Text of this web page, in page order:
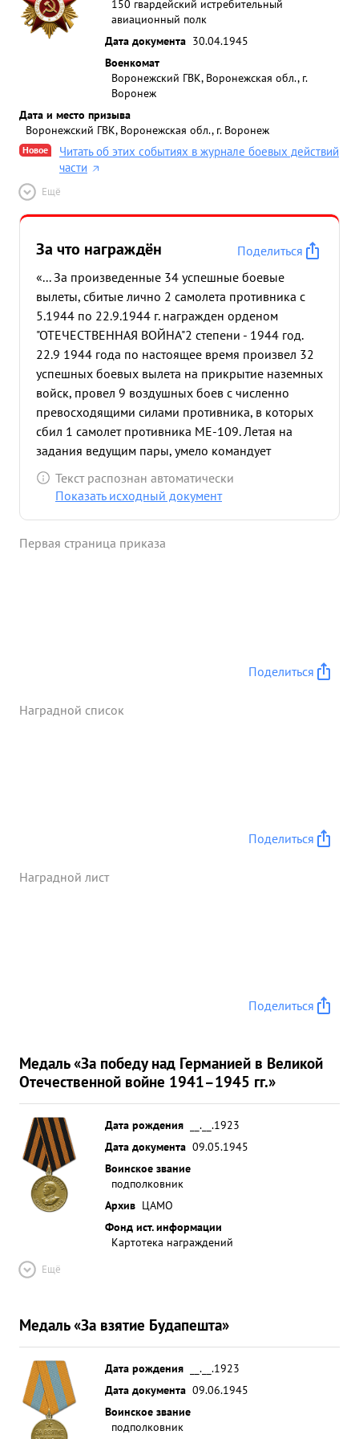
были по радио 100 наведены на -126 Тов.
Беккерман смело атаковал его и с дистанции сбил
его ...»
150 гвардейский истребительный
авиационный полк
Дата документа 30.04.1945
Военкомат
Воронежский ГВК, Воронежская обл., г.
Воронеж
Дата и место призыва
Воронежский ГВК, Воронежская обл., г. Воронеж
Новое
Читать об этих событиях в журнале боевых действий
части
Ещё
За что награждён
Поделиться
«... За произведенные 34 успешные боевые
вылеты, сбитые лично 2 самолета противника с
5.1944 по 22.9.1944 г. награжден орденом
"ОТЕЧЕСТВЕННАЯ ВОЙНА"2 степени - 1944 год.
22.9 1944 года по настоящее время произвел 32
успешных боевых вылета на прикрытие наземных
войск, провел 9 воздушных боев с численно
превосходящими силами противника, в которых
сбил 1 самолет противника МЕ-109. Летая на
задания ведущим пары, умело командует
ведомым показывает образцы смелости и отваги
Встречая численно превосходящего противника,
по нашим войскам. в Будапештской операции и
ведущего, вступили в бой, разогнали самолеты
головы немецким войска Товарищ БЕНКЕРМАН в
прикрытием 10 МЕ-109. По команде ведущего
на превосходство противника смело атаковали
Текст распознан автоматически
Показать исходный документ
Первая страница приказа
Поделиться
Наградной список
Поделиться
Наградной лист
Поделиться
Медаль «За победу над Германией в Великой
Отечественной войне 1941–1945 гг.»
Дата рождения
__.__.1923
Дата документа 09.05.1945
Воинское звание
подполковник
Архив ЦАМО
Фонд ист. информации
Картотека награждений
Ещё
Медаль «За взятие Будапешта»
Дата рождения
__.__.1923
Дата документа 09.06.1945
Воинское звание
подполковник